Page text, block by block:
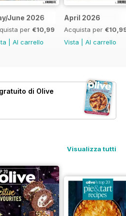
June 2026
per €10,99
Al carrello
April 2026
Acquista per
Vista
Al carrello
di Olive
Visualizza tutti